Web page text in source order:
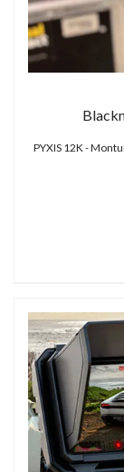
PYXIS 12K -